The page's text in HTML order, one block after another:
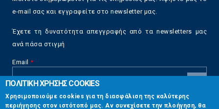
e-mail σας και εγγραφείτε στο newsletter μας.
Έχετε τη δυνατότητα απεγγραφής από τα newsletters μας
ανά πάσα στιγμή
Email *
CAPTCHA
This
ΠΟΛΙΤΙΚΗ ΧΡΗΣΗΣ COOKIES
Χρησιμοποιούμε cookies για τη διασφάλιση της καλύτερης
περιήγησης στον ιστότοπό μας. Αν συνεχίσετε την πλοήγηση, θα